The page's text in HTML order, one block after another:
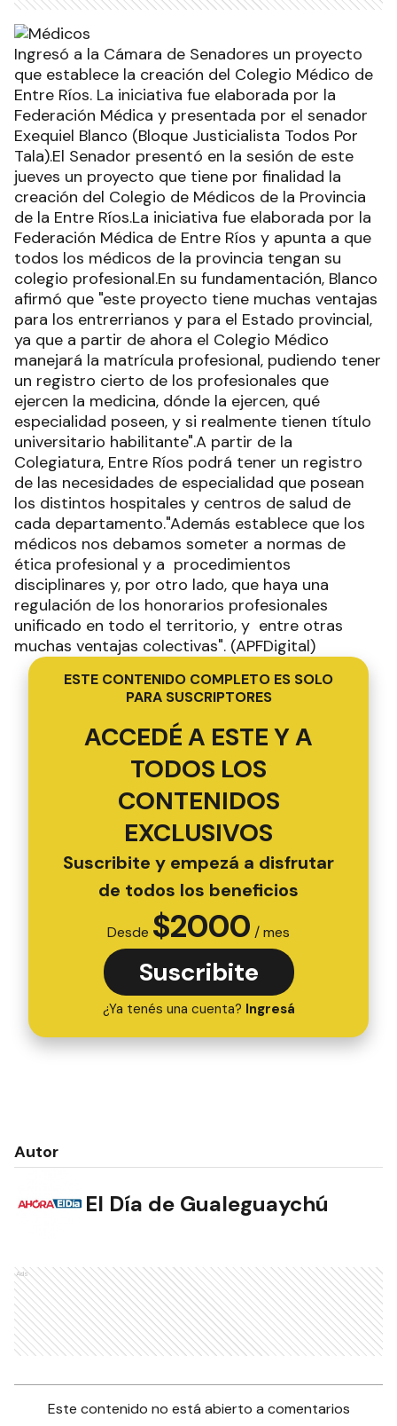
Ingresó a la Cámara de Senadores un proyecto
que establece la creación del Colegio Médico de
Entre Ríos. La iniciativa fue elaborada por la
Federación Médica y presentada por el senador
Exequiel Blanco (Bloque Justicialista Todos Por
Tala).El Senador presentó en la sesión de este
jueves un proyecto que tiene por finalidad la
creación del Colegio de Médicos de la Provincia
de la Entre Ríos.La iniciativa fue elaborada por la
Federación Médica de Entre Ríos y apunta a que
todos los médicos de la provincia tengan su
colegio profesional.En su fundamentación, Blanco
afirmó que "este proyecto tiene muchas ventajas
para los entrerrianos y para el Estado provincial,
ya que a partir de ahora el Colegio Médico
manejará la matrícula profesional, pudiendo tener
un registro cierto de los profesionales que
ejercen la medicina, dónde la ejercen, qué
especialidad poseen, y si realmente tienen título
universitario habilitante".A partir de la
Colegiatura, Entre Ríos podrá tener un registro
de las necesidades de especialidad que posean
los distintos hospitales y centros de salud de
cada departamento."Además establece que los
médicos nos debamos someter a normas de
ética profesional y a procedimientos
disciplinares y, por otro lado, que haya una
regulación de los honorarios profesionales
unificado en todo el territorio, y entre otras
muchas ventajas colectivas". (APFDigital)
ESTE CONTENIDO COMPLETO ES SOLO
PARA SUSCRIPTORES
ACCEDÉ A ESTE Y A
TODOS LOS
CONTENIDOS
EXCLUSIVOS
Suscribite y empezá a disfrutar
de todos los beneficios
Desde $2000 / mes
Suscribite
¿Ya tenés una cuenta? Ingresá
Autor
El Día de Gualeguaychú
Ads
Este contenido no está abierto a comentarios